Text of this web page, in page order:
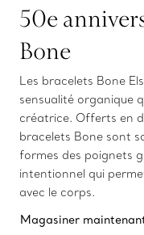
50e
Bone
Les bracelets Bone
sensualité organique
créatrice. Offerts en
bracelets Bone sont
formes des poignets
intentionnel qui
avec le corps.
Magasiner